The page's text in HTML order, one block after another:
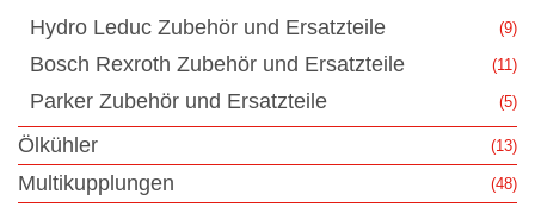
Hydro Leduc Zubehör und Ersatzteile (9)
Bosch Rexroth Zubehör und Ersatzteile (11)
Parker Zubehör und Ersatzteile (5)
Ölkühler (13)
Multikupplungen (48)